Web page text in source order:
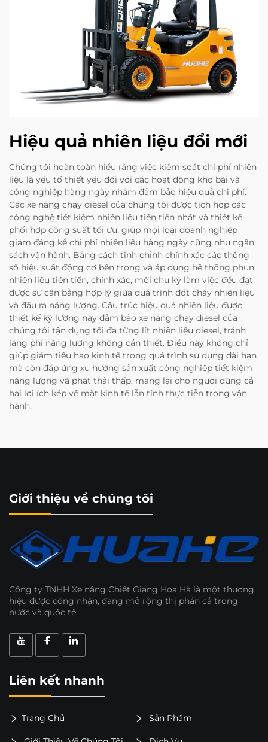
Hiệu quả nhiên liệu đổi mới
Chúng tôi hoàn toàn hiểu rằng việc kiểm soát chi phí nhiên
liệu là yếu tố thiết yếu đối với các hoạt động kho bãi và
công nghiệp hàng ngày nhằm đảm bảo hiệu quả chi phí.
Các xe nâng chạy diesel của chúng tôi được tích hợp các
công nghệ tiết kiệm nhiên liệu tiên tiến nhất và thiết kế
phối hợp công suất tối ưu, giúp mọi loại doanh nghiệp
giảm đáng kể chi phí nhiên liệu hàng ngày cũng như ngân
sách vận hành. Bằng cách tinh chỉnh chính xác các thông
số hiệu suất động cơ bên trong và áp dụng hệ thống phun
nhiên liệu tiên tiến, chính xác, mỗi chu kỳ làm việc đều đạt
được sự cân bằng hợp lý giữa quá trình đốt cháy nhiên liệu
và đầu ra năng lượng. Cấu trúc hiệu quả nhiên liệu được
thiết kế kỹ lưỡng này đảm bảo xe nâng chạy diesel của
chúng tôi tận dụng tối đa từng lít nhiên liệu diesel, tránh
lãng phí năng lượng không cần thiết. Điều này không chỉ
giúp giảm tiêu hao kinh tế trong quá trình sử dụng dài hạn
mà còn đáp ứng xu hướng sản xuất công nghiệp tiết kiệm
năng lượng và phát thải thấp, mang lại cho người dùng cả
hai lợi ích kép về mặt kinh tế lẫn tính thực tiễn trong vận
hành.
Giới thiệu về chúng tôi
Công ty TNHH Xe nâng Chiết Giang Hoa Hà là một thương
hiệu được công nhận, đang mở rộng thị phần cả trong
nước và quốc tế.
Liên kết nhanh
Trang Chủ Sản Phẩm